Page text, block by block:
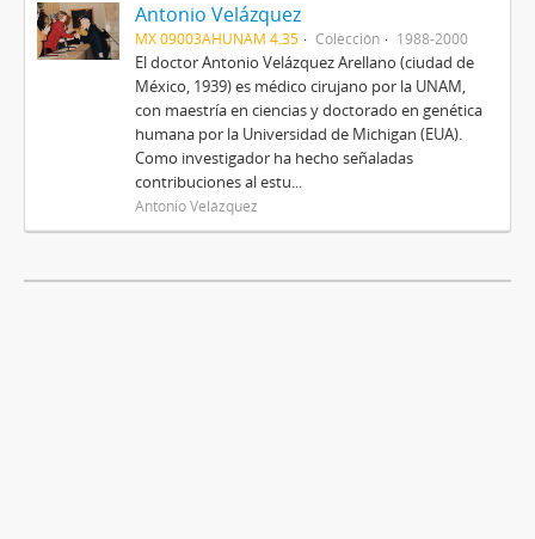
Antonio Velázquez
MX 09003AHUNAM 4.35 Colección 1988-2000
El doctor Antonio Velázquez Arellano (ciudad de
México, 1939) es médico cirujano por la UNAM,
con maestría en ciencias y doctorado en genética
humana por la Universidad de Michigan (EUA).
Como investigador ha hecho señaladas
contribuciones al estu...
Antonio Velázquez